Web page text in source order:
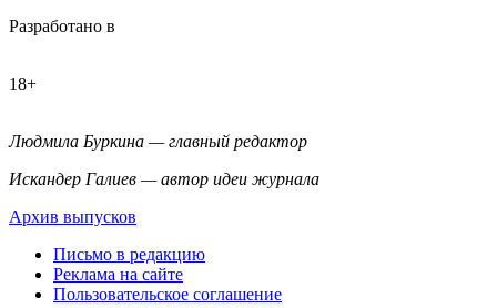
Разработано в
18+
Людмила Буркина — главный редактор
Искандер Галиев — автор идеи журнала
Архив выпусков
Письмо в редакцию
Реклама на сайте
Пользовательское соглашение